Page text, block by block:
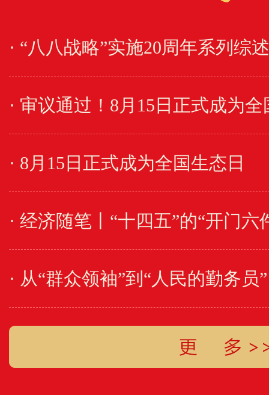
· 审议通过！8月15日正式成为
· 8月15日正式成为全国生态日
· 经济随笔丨“十四五”的“开门六
· 从“群众领袖”到“人民的勤务员”